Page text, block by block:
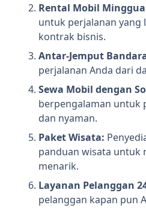
Rental Mobil
untuk perjalanan yang
kontrak bisnis.
Antar-Jemput
perjalanan Anda dari
Sewa Mobil dengan
berpengalaman untuk
dan nyaman.
Paket Wisata:
panduan wisata untuk
menarik.
Layanan Pelanggan
pelanggan kapan pun